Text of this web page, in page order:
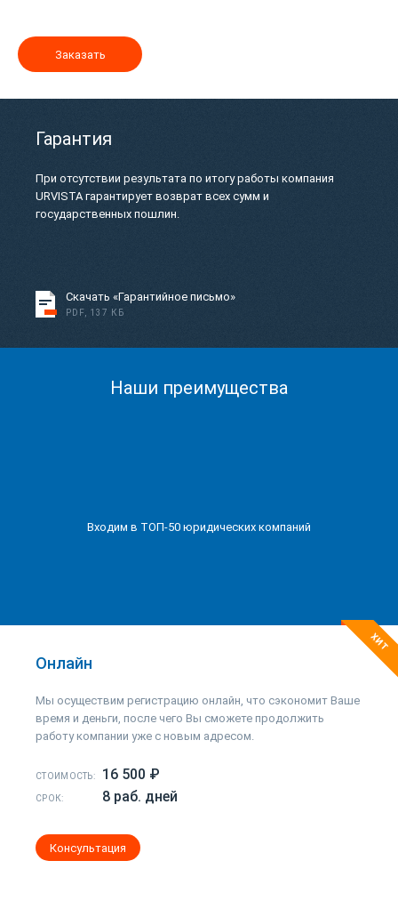
Заказать
Гарантия
При отсутствии результата по итогу работы компания
URVISTA гарантирует возврат всех сумм и
государственных пошлин.
Скачать «Гарантийное письмо»
PDF, 137 КБ
Наши преимущества
Входим в ТОП-50 юридических компаний
ХИТ
Онлайн
Мы осуществим регистрацию онлайн, что сэкономит Ваше
время и деньги, после чего Вы сможете продолжить
работу компании уже с новым адресом.
СТОИМОСТЬ: 16 500 ₽
СРОК: 8 раб. дней
Консультация